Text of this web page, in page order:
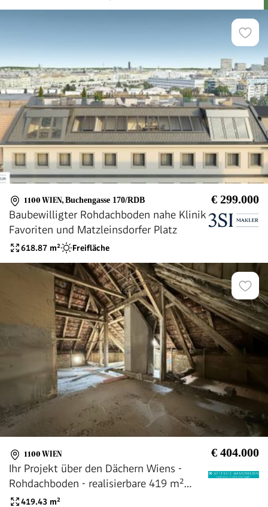
1100 WIEN, Buchengasse 170/RDB € 299.000
Baubewilligter Rohdachboden nahe Klinik
Favoriten und Matzleinsdorfer Platz
618.87 m² Freifläche
1100 WIEN € 404.000
Ihr Projekt über den Dächern Wiens -
Rohdachboden - realisierbare 419 m²
Nutzfläche
419.43 m²